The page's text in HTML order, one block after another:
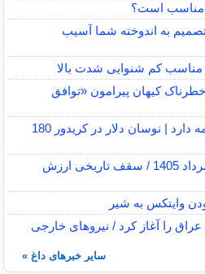
مناسب است؟
تصمیم به اندوخته شما آسیب
خطرناک کیهان پیرامون «توافق
اصلاح قیمت‌ها در بازار طلا ادامه دارد | نوسان دلار در کریدور 180
پایان بورس امروز یکشنبه 18 مرداد 1405 / سقف تاریخی ارزش
وایتکس به شیر
عراق را آغاز کرد / نیروهای خارجی
سایر خبرهای داغ »